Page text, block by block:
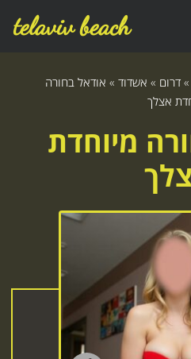
telaviv beach
»דרום » אשדוד » אודאל בחורה
אצלך
מיוחדת